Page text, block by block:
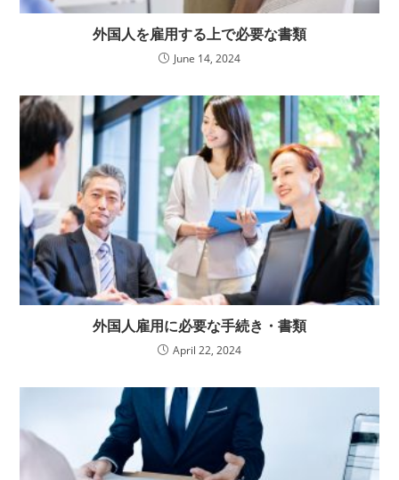
外国人を雇用する上で必要な書類
June 14, 2024
外国人雇用に必要な手続き・書類
April 22, 2024